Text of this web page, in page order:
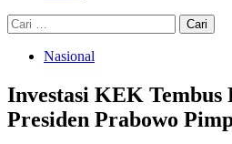
Cari
untuk:
Nasional
Investasi KEK Tembus
Presiden Prabowo